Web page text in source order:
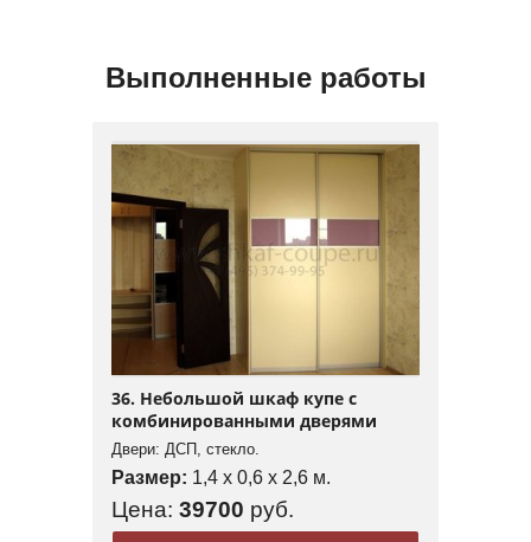
Выполненные работы
36. Небольшой шкаф купе с
комбинированными дверями
Двери: ДСП, стекло.
Размер: 1,4 x 0,6 x 2,6 м.
Цена: 39700 руб.